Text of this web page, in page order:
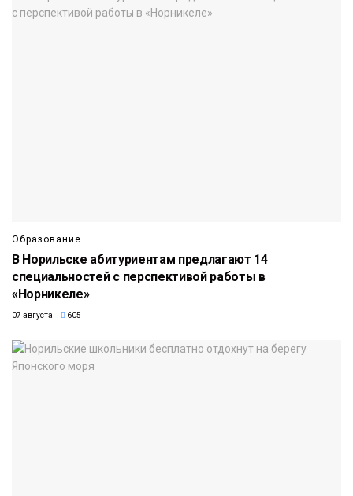
Образование
В Норильске абитуриентам предлагают 14
специальностей с перспективой работы в
«Норникеле»
07 августа 605